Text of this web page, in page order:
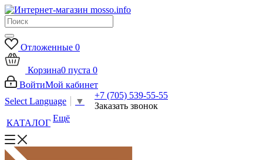
Отложенные 0
Корзина0 пуста 0
ВойтиМой кабинет
Select Language
▼
+7 (705) 539-55-55
Заказать звонок
КАТАЛОГ Ещё